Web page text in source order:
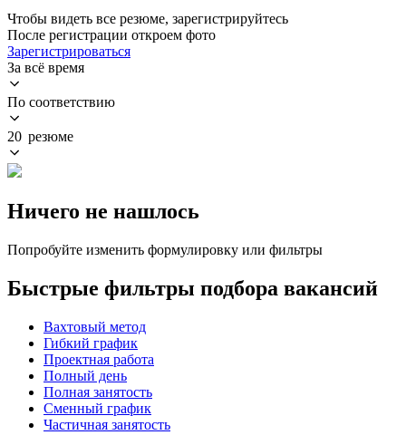
Чтобы видеть все резюме, зарегистрируйтесь
После регистрации откроем фото
Зарегистрироваться
За всё время
По соответствию
20 резюме
Ничего не нашлось
Попробуйте изменить формулировку или фильтры
Быстрые фильтры подбора вакансий
Вахтовый метод
Гибкий график
Проектная работа
Полный день
Полная занятость
Сменный график
Частичная занятость